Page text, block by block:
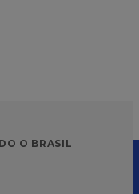
O BRASIL